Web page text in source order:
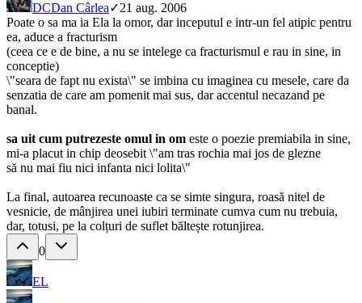
DCDan Cârlea✓21 aug. 2006
Poate o sa ma ia Ela la omor, dar inceputul e intr-un fel atipic pentru
ea, aduce a fracturism
(ceea ce e de bine, a nu se intelege ca fracturismul e rau in sine, in
conceptie)
\"seara de fapt nu exista\" se imbina cu imaginea cu mesele, care da
senzatia de care am pomenit mai sus, dar accentul necazand pe
banal.
sa uit cum putrezeste omul in om este o poezie premiabila in sine,
mi-a placut in chip deosebit \"am tras rochia mai jos de glezne
să nu mai fiu nici infanta nici lolita\"
La final, autoarea recunoaste ca se simte singura, roasă nitel de
vesnicie, de mânjirea unei iubiri terminate cumva cum nu trebuia,
dar, totusi, pe la colțuri de suflet băltește rotunjirea.
0
EL